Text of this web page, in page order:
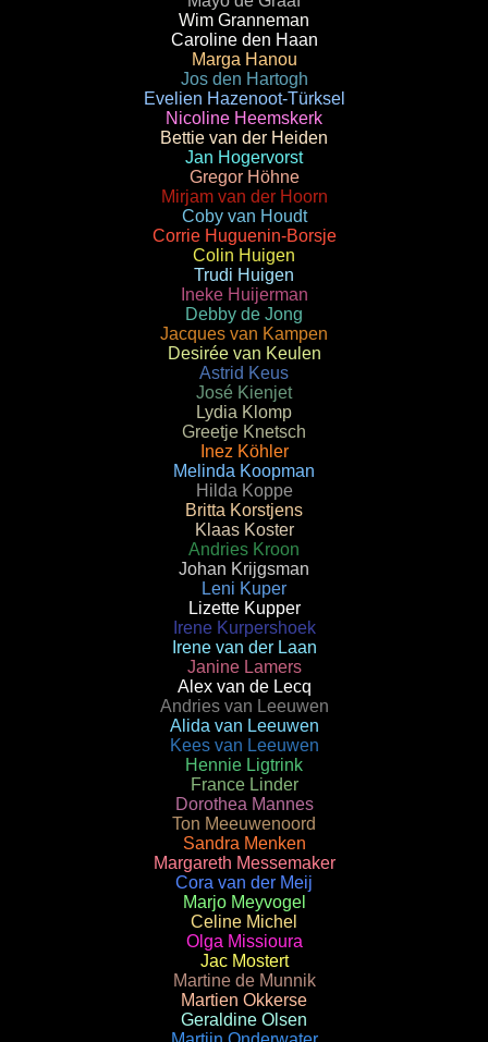
Wim Granneman
Caroline den Haan
Marga Hanou
Jos den Hartogh
Evelien Hazenoot-Türksel
Nicoline Heemskerk
Bettie van der Heiden
Jan Hogervorst
Gregor Höhne
Mirjam van der Hoorn
Coby van Houdt
Corrie Huguenin-Borsje
Colin Huigen
Trudi Huigen
Ineke Huijerman
Debby de Jong
Jacques van Kampen
Desirée van Keulen
Astrid Keus
José Kienjet
Lydia Klomp
Greetje Knetsch
Inez Köhler
Melinda Koopman
Hilda Koppe
Britta Korstjens
Klaas Koster
Andries Kroon
Johan Krijgsman
Leni Kuper
Lizette Kupper
Irene Kurpershoek
Irene van der Laan
Janine Lamers
Alex van de Lecq
Andries van Leeuwen
Alida van Leeuwen
Kees van Leeuwen
Hennie Ligtrink
France Linder
Dorothea Mannes
Ton Meeuwenoord
Sandra Menken
Margareth Messemaker
Cora van der Meij
Marjo Meyvogel
Celine Michel
Olga Missioura
Jac Mostert
Martine de Munnik
Martien Okkerse
Geraldine Olsen